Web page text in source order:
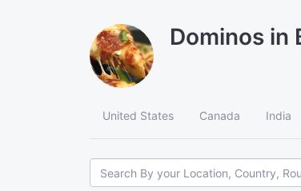
Dominos in
United States Canada India